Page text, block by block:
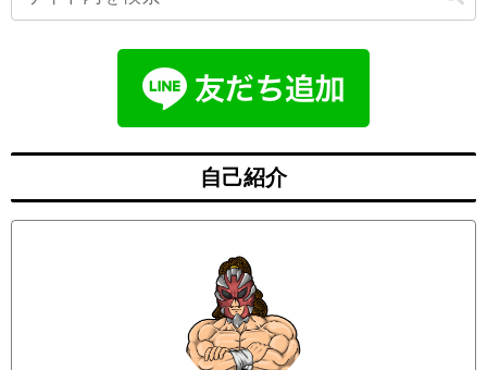
自己紹介